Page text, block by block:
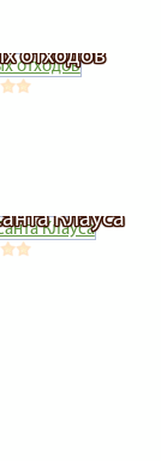
отходов
Клауса